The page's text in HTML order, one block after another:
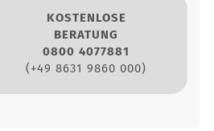
KOSTENLOSE
BERATUNG
0800 4077881
(+49 8631 9860 000)